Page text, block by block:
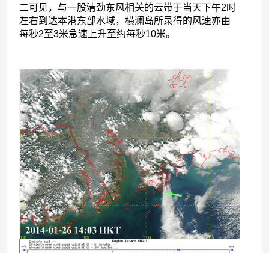
二可见，与一股清劲东风相关的云带于当天下午2时
左右到达本港东部水域，横澜岛所录得的风速亦由
每秒2至3米急速上升至约每秒10米。